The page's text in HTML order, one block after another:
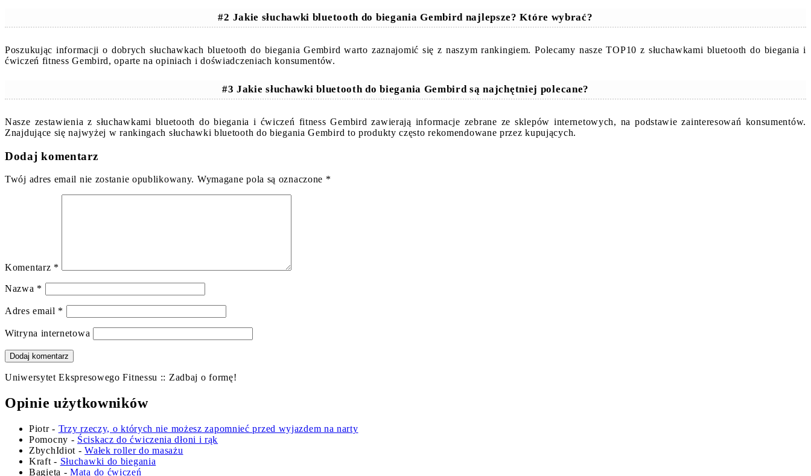
#2 Jakie słuchawki bluetooth do biegania Gembird najlepsze? Które wybrać?
Poszukując informacji o dobrych słuchawkach bluetooth do biegania Gembird warto zaznajomić się z naszym rankingiem. Polecamy nasze TOP10 z słuchawkami bluetooth do biegania i
ćwiczeń fitness Gembird, oparte na opiniach i doświadczeniach konsumentów.
#3 Jakie słuchawki bluetooth do biegania Gembird są najchętniej polecane?
Nasze zestawienia z słuchawkami bluetooth do biegania i ćwiczeń fitness Gembird zawierają informacje zebrane ze sklepów internetowych, na podstawie zainteresowań konsumentów.
Znajdujące się najwyżej w rankingach słuchawki bluetooth do biegania Gembird to produkty często rekomendowane przez kupujących.
Dodaj komentarz
Twój adres email nie zostanie opublikowany. Wymagane pola są oznaczone *
Komentarz *
Nazwa *
Adres email *
Witryna internetowa
Uniwersytet Ekspresowego Fitnessu :: Zadbaj o formę!
Opinie użytkowników
Piotr- Trzy rzeczy, o których nie możesz zapomnieć przed wyjazdem na narty
Pomocny - Ściskacz do ćwiczenia dłoni i rąk
ZbychIdiot -Wałek roller do masażu
Kraft - Słuchawki do biegania
Bagieta -Mata do ćwiczeń